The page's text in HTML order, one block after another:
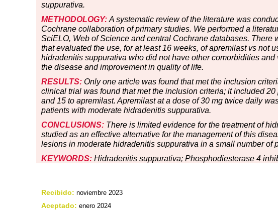
suppurativa.
METHODOLOGY: A systematic review of the literature was
Cochrane collaboration of primary studies. We performed a
SciELO, Web of Science and central Cochrane databases.
that evaluated the use, for at least 16 weeks, of apremilast vs not
hidradenitis suppurativa who did not have other comorbidities
the disease and improvement in quality of life.
RESULTS: Only one article was found that met the inclusion
clinical trial was found that met the inclusion criteria; it included
and 15 to apremilast. Apremilast at a dose of 30 mg twice daily
patients with moderate hidradenitis suppurativa.
CONCLUSIONS: There is limited evidence for the treatment of
studied as an effective alternative for the management of this
lesions in moderate hidradenitis suppurativa in a small number of
KEYWORDS: Hidradenitis suppurativa; Phosphodiesterase 4
Recibido: noviembre 2023
Aceptado: enero 2024